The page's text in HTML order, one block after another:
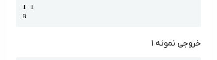
1 1
B
خروجی نمونه ۱